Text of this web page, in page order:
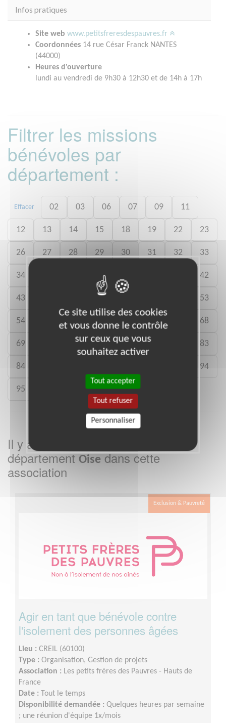
Infos pratiques
Site web www.petitsfreresdespauvres.fr
Coordonnées 14 rue César Franck NANTES
(44000)
Heures d'ouverture
lundi au vendredi de 9h30 à 12h30 et de 14h à 17h
Filtrer les missions
bénévoles par
département :
Effacer 02 03 06 07 09 11
12 13 14 15 18 19 22 23
26 27 28 29 30 31 32 33
34 37 42
43 46 53
54 57 59 60 63 68
69 73 75 77 78 83
84 94
95
Il y a
départementOisedans cette
association
Exclusion & Pauvreté
Agir en tant que bénévole contre
l'isolement des personnes âgées
Lieu : CREIL (60100)
Type : Organisation, Gestion de projets
Association : Les petits frères des Pauvres - Hauts de
France
Date : Tout le temps
Disponibilité demandée : Quelques heures par semaine
; une réunion d'équipe 1x/mois
Ce site utilise des cookies
et vous donne le contrôle
sur ceux que vous
souhaitez activer
Tout accepter
Tout refuser
Personnaliser